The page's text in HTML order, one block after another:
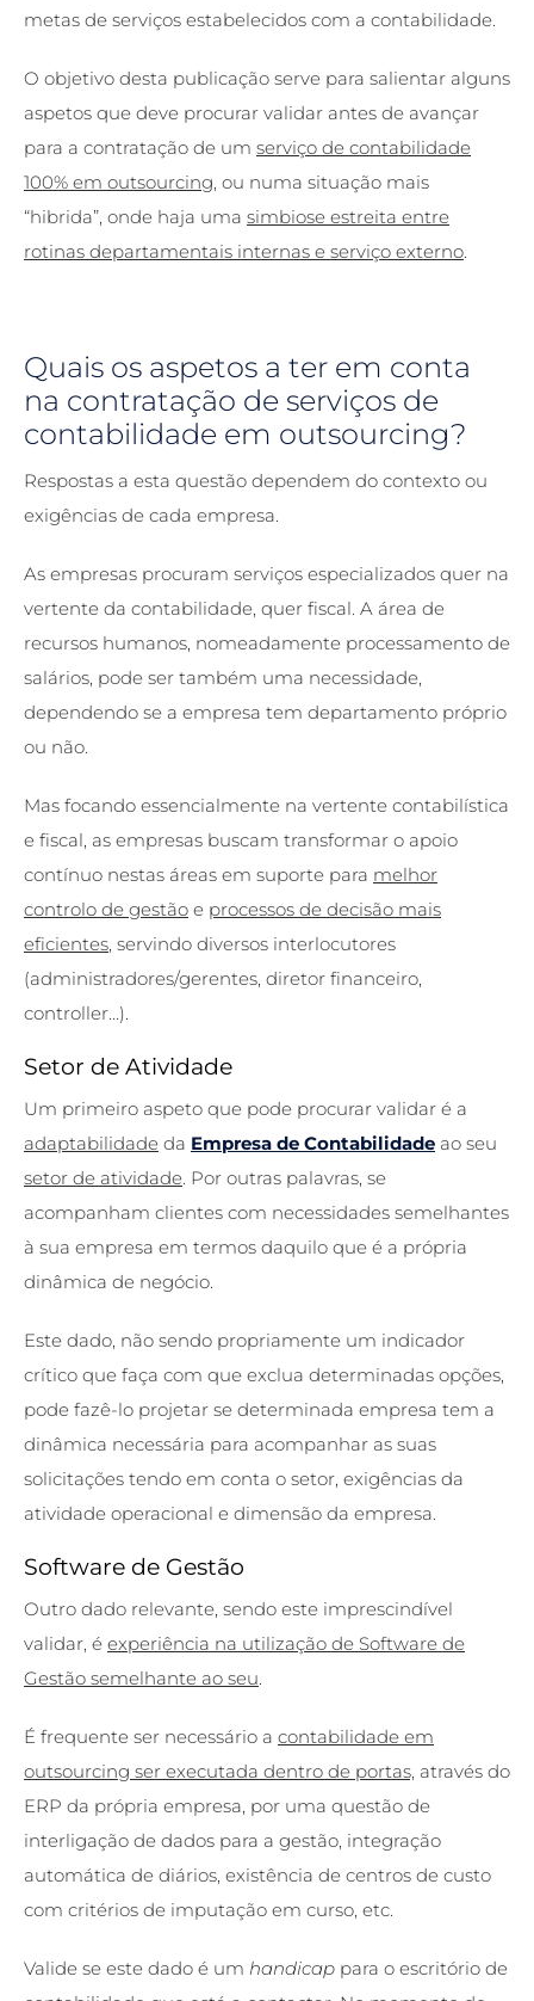
metas de serviços estabelecidos com a contabilidade.
O objetivo desta publicação serve para salientar alguns
aspetos que deve procurar validar antes de avançar
para a contratação de um serviço de contabilidade
100% em outsourcing, ou numa situação mais
“hibrida”, onde haja uma simbiose estreita entre
rotinas departamentais internas e serviço externo.
Quais os aspetos a ter em conta
na contratação de serviços de
contabilidade em outsourcing?
Respostas a esta questão dependem do contexto ou
exigências de cada empresa.
As empresas procuram serviços especializados quer na
vertente da contabilidade, quer fiscal. A área de
recursos humanos, nomeadamente processamento de
salários, pode ser também uma necessidade,
dependendo se a empresa tem departamento próprio
ou não.
Mas focando essencialmente na vertente contabilística
e fiscal, as empresas buscam transformar o apoio
contínuo nestas áreas em suporte para melhor
controlo de gestão e processos de decisão mais
eficientes, servindo diversos interlocutores
(administradores/gerentes, diretor financeiro,
controller…).
Setor de Atividade
Um primeiro aspeto que pode procurar validar é a
adaptabilidade da Empresa de Contabilidade ao seu
setor de atividade. Por outras palavras, se
acompanham clientes com necessidades semelhantes
à sua empresa em termos daquilo que é a própria
dinâmica de negócio.
Este dado, não sendo propriamente um indicador
crítico que faça com que exclua determinadas opções,
pode fazê-lo projetar se determinada empresa tem a
dinâmica necessária para acompanhar as suas
solicitações tendo em conta o setor, exigências da
atividade operacional e dimensão da empresa.
Software de Gestão
Outro dado relevante, sendo este imprescindível
validar, é experiência na utilização de Software de
Gestão semelhante ao seu.
É frequente ser necessário a contabilidade em
outsourcing ser executada dentro de portas, através do
ERP da própria empresa, por uma questão de
interligação de dados para a gestão, integração
automática de diários, existência de centros de custo
com critérios de imputação em curso, etc.
Valide se este dado é um handicap para o escritório de